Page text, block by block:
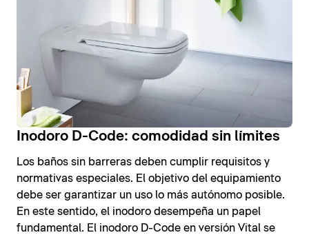
Inodoro D-Code: comodidad sin límites
Los baños sin barreras deben cumplir requisitos y
normativas especiales. El objetivo del equipamiento
debe ser garantizar un uso lo más autónomo posible.
En este sentido, el inodoro desempeña un papel
fundamental. El inodoro D-Code en versión Vital se